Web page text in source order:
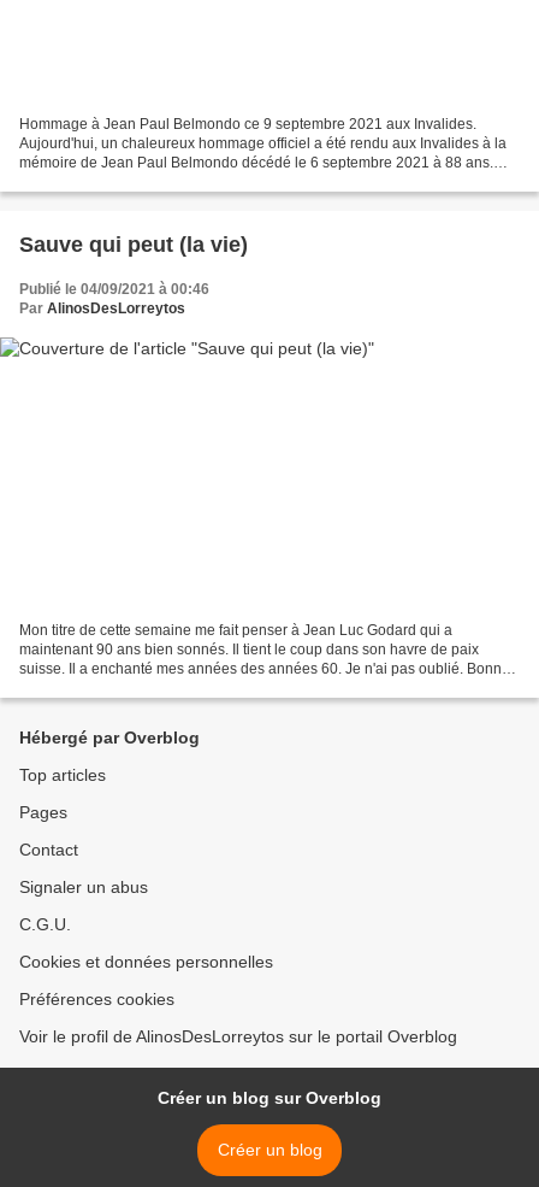
Hommage à Jean Paul Belmondo ce 9 septembre 2021 aux Invalides.
Aujourd'hui, un chaleureux hommage officiel a été rendu aux Invalides à la
mémoire de Jean Paul Belmondo décédé le 6 septembre 2021 à 88 ans.
Sauve qui peut (la vie)
Publié le 04/09/2021 à 00:46
Par AlinosDesLorreytos
Mon titre de cette semaine me fait penser à Jean Luc Godard qui a
maintenant 90 ans bien sonnés. Il tient le coup dans son havre de paix
suisse. Il a enchanté mes années des années 60. Je n'ai pas oublié. Bonne
Hébergé par Overblog
Top articles
Pages
Contact
Signaler un abus
C.G.U.
Cookies et données personnelles
Préférences cookies
Voir le profil de AlinosDesLorreytos sur le portail Overblog
Créer un blog sur Overblog
Créer un blog